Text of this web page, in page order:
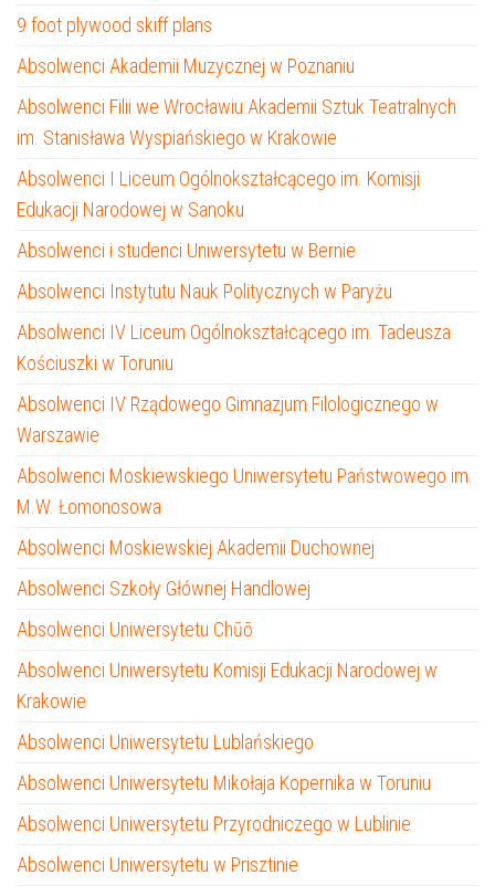
9 foot plywood skiff plans
Absolwenci Akademii Muzycznej w Poznaniu
Absolwenci Filii we Wrocławiu Akademii Sztuk Teatralnych
im. Stanisława Wyspiańskiego w Krakowie
Absolwenci I Liceum Ogólnokształcącego im. Komisji
Edukacji Narodowej w Sanoku
Absolwenci i studenci Uniwersytetu w Bernie
Absolwenci Instytutu Nauk Politycznych w Paryżu
Absolwenci IV Liceum Ogólnokształcącego im. Tadeusza
Kościuszki w Toruniu
Absolwenci IV Rządowego Gimnazjum Filologicznego w
Warszawie
Absolwenci Moskiewskiego Uniwersytetu Państwowego im.
M.W. Łomonosowa
Absolwenci Moskiewskiej Akademii Duchownej
Absolwenci Szkoły Głównej Handlowej
Absolwenci Uniwersytetu Chūō
Absolwenci Uniwersytetu Komisji Edukacji Narodowej w
Krakowie
Absolwenci Uniwersytetu Lublańskiego
Absolwenci Uniwersytetu Mikołaja Kopernika w Toruniu
Absolwenci Uniwersytetu Przyrodniczego w Lublinie
Absolwenci Uniwersytetu w Prisztinie